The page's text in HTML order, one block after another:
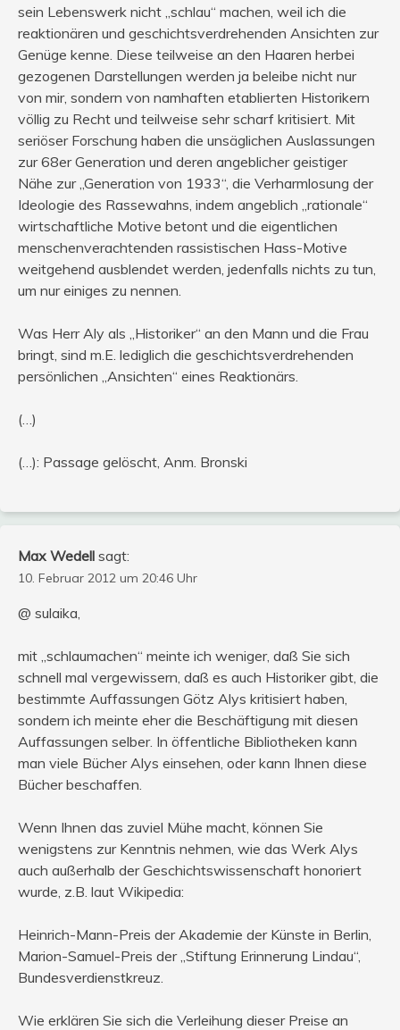
sein Lebenswerk nicht „schlau“ machen, weil ich die
reaktionären und geschichtsverdrehenden Ansichten zur
Genüge kenne. Diese teilweise an den Haaren herbei
gezogenen Darstellungen werden ja beleibe nicht nur
von mir, sondern von namhaften etablierten Historikern
völlig zu Recht und teilweise sehr scharf kritisiert. Mit
seriöser Forschung haben die unsäglichen Auslassungen
zur 68er Generation und deren angeblicher geistiger
Nähe zur „Generation von 1933“, die Verharmlosung der
Ideologie des Rassewahns, indem angeblich „rationale“
wirtschaftliche Motive betont und die eigentlichen
menschenverachtenden rassistischen Hass-Motive
weitgehend ausblendet werden, jedenfalls nichts zu tun,
um nur einiges zu nennen.
Was Herr Aly als „Historiker“ an den Mann und die Frau
bringt, sind m.E. lediglich die geschichtsverdrehenden
persönlichen „Ansichten“ eines Reaktionärs.
(…)
(…): Passage gelöscht, Anm. Bronski
Max Wedell sagt:
10. Februar 2012 um 20:46 Uhr
@ sulaika,
mit „schlaumachen“ meinte ich weniger, daß Sie sich
schnell mal vergewissern, daß es auch Historiker gibt, die
bestimmte Auffassungen Götz Alys kritisiert haben,
sondern ich meinte eher die Beschäftigung mit diesen
Auffassungen selber. In öffentliche Bibliotheken kann
man viele Bücher Alys einsehen, oder kann Ihnen diese
Bücher beschaffen.
Wenn Ihnen das zuviel Mühe macht, können Sie
wenigstens zur Kenntnis nehmen, wie das Werk Alys
auch außerhalb der Geschichtswissenschaft honoriert
wurde, z.B. laut Wikipedia:
Heinrich-Mann-Preis der Akademie der Künste in Berlin,
Marion-Samuel-Preis der „Stiftung Erinnerung Lindau“,
Bundesverdienstkreuz.
Wie erklären Sie sich die Verleihung dieser Preise an